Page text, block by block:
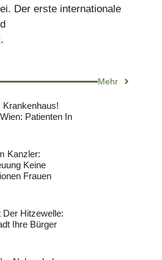
Der erste internationale
Mehr
Krankenhaus!
Patienten In
Kanzler:
Keine
Frauen
Der Hitzewelle:
Ihre Bürger